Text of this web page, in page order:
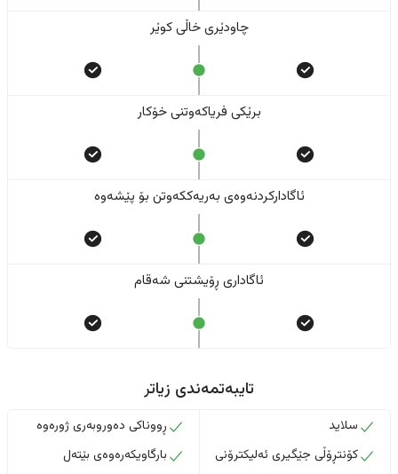
چاودێری خاڵی کوێر
برێکی فریاکەوتنی خۆکار
ئاگادارکردنەوەی بەریەککەوتن بۆ پێشەوە
ئاگاداری ڕۆیشتنی شەقام
تایبەتمەندی زیاتر
سلاید
کۆنتڕۆڵی جێگیری ئەلیکترۆنی
ڕووناکی دەوروبەری ژورەوە
بارگاویکەرەوەی بێتەل